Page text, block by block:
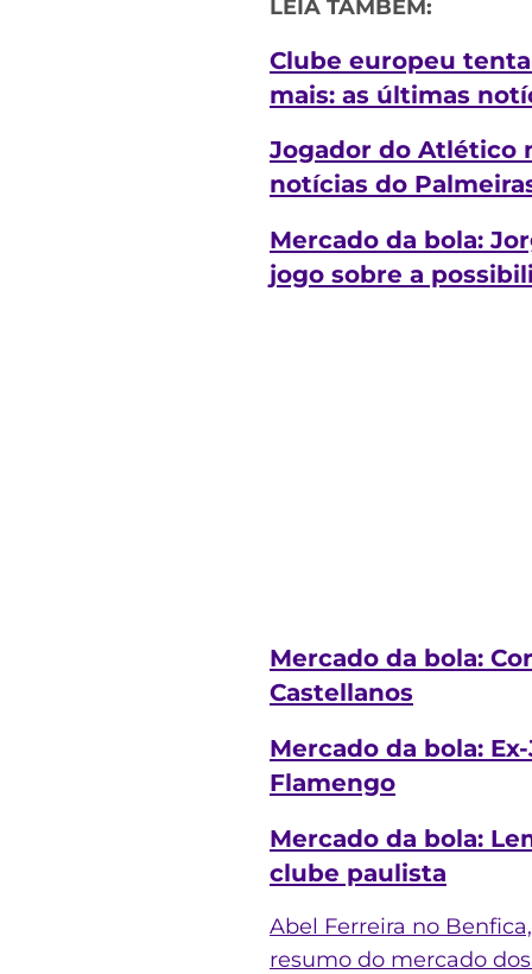
LEIA TAMBÉM:
Clube europeu
mais: as últimas
Jogador do Atlético
notícias do
Mercado da bola:
jogo sobre a
Mercado da bola:
Castellanos
Mercado da bola:
Flamengo
Mercado da bola:
clube paulista
Abel Ferreira no
resumo do mercado